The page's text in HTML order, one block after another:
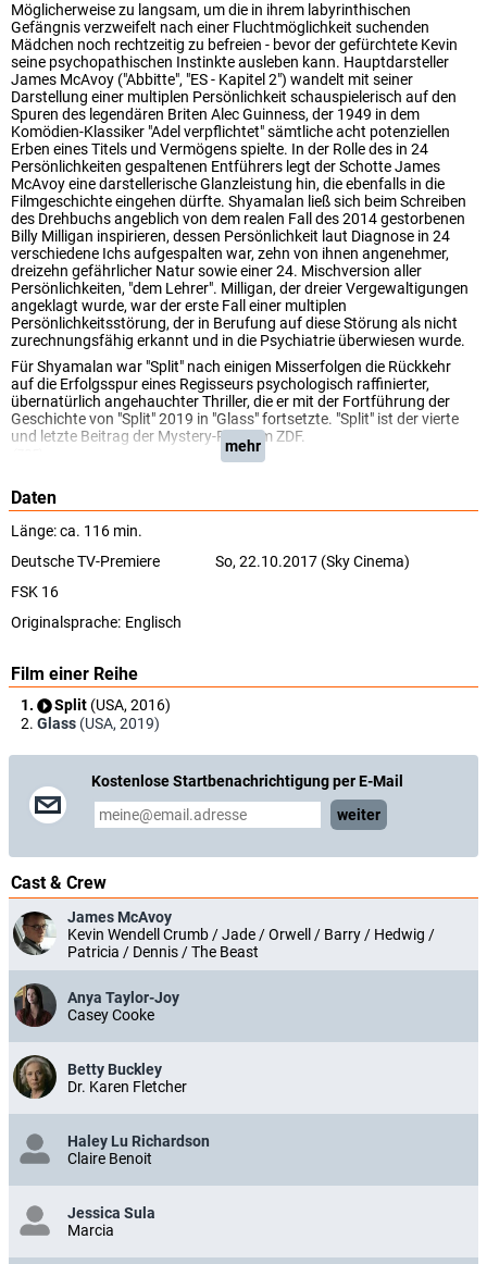
Möglicherweise zu langsam, um die in ihrem labyrinthischen
Gefängnis verzweifelt nach einer Fluchtmöglichkeit suchenden
Mädchen noch rechtzeitig zu befreien - bevor der gefürchtete Kevin
seine psychopathischen Instinkte ausleben kann. Hauptdarsteller
James McAvoy ("Abbitte", "ES - Kapitel 2") wandelt mit seiner
Darstellung einer multiplen Persönlichkeit schauspielerisch auf den
Spuren des legendären Briten Alec Guinness, der 1949 in dem
Komödien-Klassiker "Adel verpflichtet" sämtliche acht potenziellen
Erben eines Titels und Vermögens spielte. In der Rolle des in 24
Persönlichkeiten gespaltenen Entführers legt der Schotte James
McAvoy eine darstellerische Glanzleistung hin, die ebenfalls in die
Filmgeschichte eingehen dürfte. Shyamalan ließ sich beim Schreiben
des Drehbuchs angeblich von dem realen Fall des 2014 gestorbenen
Billy Milligan inspirieren, dessen Persönlichkeit laut Diagnose in 24
verschiedene Ichs aufgespalten war, zehn von ihnen angenehmer,
dreizehn gefährlicher Natur sowie einer 24. Mischversion aller
Persönlichkeiten, "dem Lehrer". Milligan, der dreier Vergewaltigungen
angeklagt wurde, war der erste Fall einer multiplen
Persönlichkeitsstörung, der in Berufung auf diese Störung als nicht
zurechnungsfähig erkannt und in die Psychiatrie überwiesen wurde.
Für Shyamalan war "Split" nach einigen Misserfolgen die Rückkehr
auf die Erfolgsspur eines Regisseurs psychologisch raffinierter,
übernatürlich angehauchter Thriller, die er mit der Fortführung der
Geschichte von "Split" 2019 in "Glass" fortsetzte. "Split" ist der vierte
und letzte Beitrag der Mystery-Reihe im ZDF.
mehr
Daten
Länge: ca. 116 min.
Deutsche TV-Premiere
So, 22.10.2017 (Sky Cinema)
FSK 16
Originalsprache: Englisch
Film einer Reihe
Split (USA, 2016)
Glass (USA, 2019)
Kostenlose Startbenachrichtigung per E-Mail
weiter
Cast & Crew
James McAvoy
Kevin Wendell Crumb / Jade / Orwell / Barry / Hedwig /
Patricia / Dennis / The Beast
Anya Taylor-Joy
Casey Cooke
Betty Buckley
Dr. Karen Fletcher
Haley Lu Richardson
Claire Benoit
Jessica Sula
Marcia